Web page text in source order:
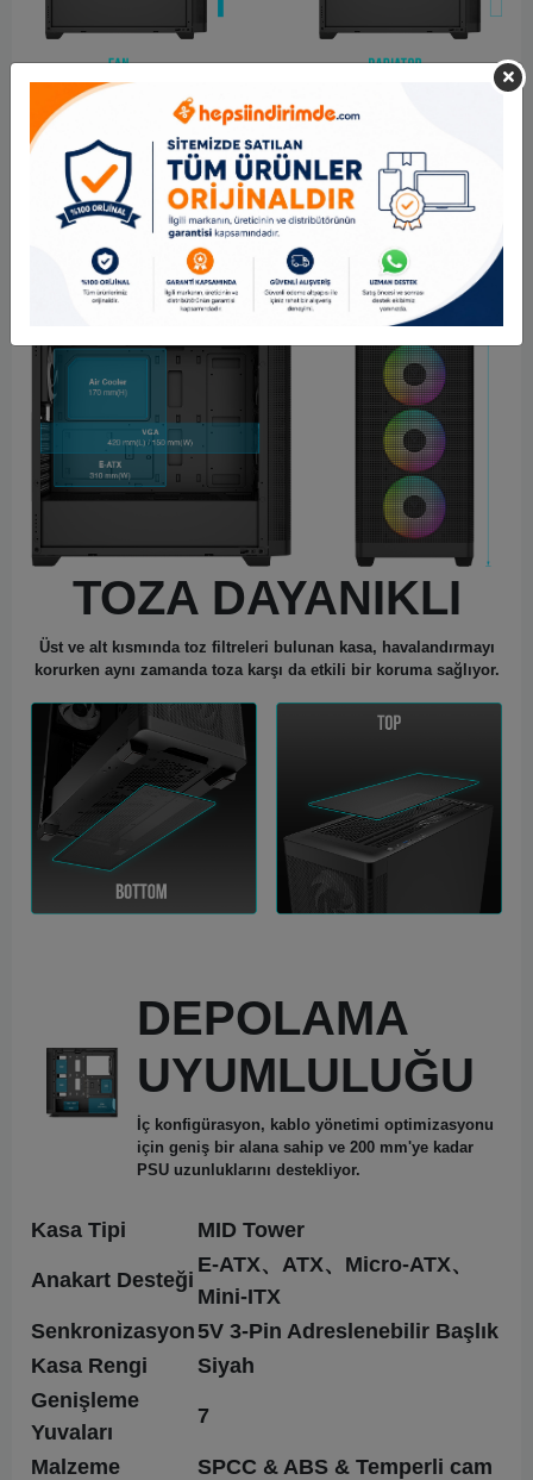
İÇ MEKAN
KONAKLAMA
Kasa, E-ATX anakartlara, 170mm RAM boşluğuna sahip hava
soğutuculara ve 420mm'ye kadar uzunluktaki VGA kartlarına ev
sahipliği yapma seçeneği sunuyor.
TOZA DAYANIKLI
Üst ve alt kısmında toz filtreleri bulunan kasa, havalandırmayı
korurken aynı zamanda toza karşı da etkili bir koruma sağlıyor.
DEPOLAMA
UYUMLULUĞU
İç konfigürasyon, kablo yönetimi optimizasyonu
için geniş bir alana sahip ve 200 mm'ye kadar
PSU uzunluklarını destekliyor.
Kasa Tipi MID Tower
Anakart Desteği
E-ATX、ATX、Micro-ATX、
Mini-ITX
Senkronizasyon5V 3-Pin Adreslenebilir Başlık
Kasa Rengi
Siyah
Genişleme
Yuvaları
7
Malzeme
SPCC & ABS & Temperli cam